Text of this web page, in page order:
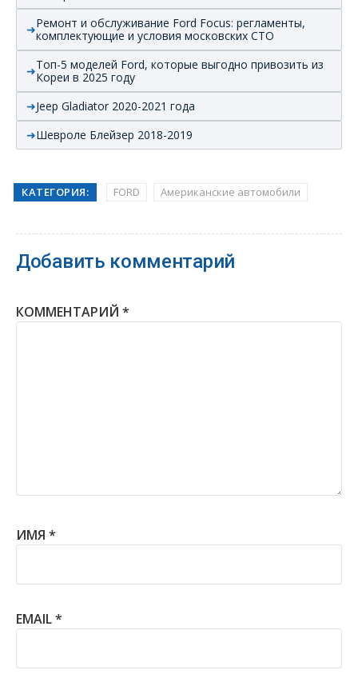
Ремонт и обслуживание Ford Focus: регламенты,
комплектующие и условия московских СТО
Топ-5 моделей Ford, которые выгодно привозить из
Кореи в 2025 году
Jeep Gladiator 2020-2021 года
Шевроле Блейзер 2018-2019
КАТЕГОРИЯ: FORD Американские автомобили
Добавить комментарий
КОММЕНТАРИЙ *
ИМЯ *
EMAIL*